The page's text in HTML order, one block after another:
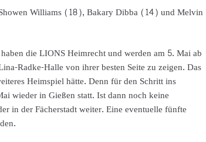
Williams (18), Bakary Dibba (14) und Melvin
die LIONS Heimrecht und werden am 5. Mai ab
Radke-Halle von ihrer besten Seite zu zeigen. Das
Heimspiel hätte. Denn für den Schritt ins
wieder in Gießen statt. Ist dann noch keine
in der Fächerstadt weiter. Eine eventuelle fünfte